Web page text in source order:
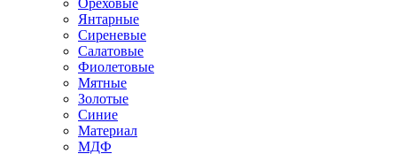
Ореховые
Янтарные
Сиреневые
Салатовые
Фиолетовые
Мятные
Золотые
Синие
Материал
МДФ